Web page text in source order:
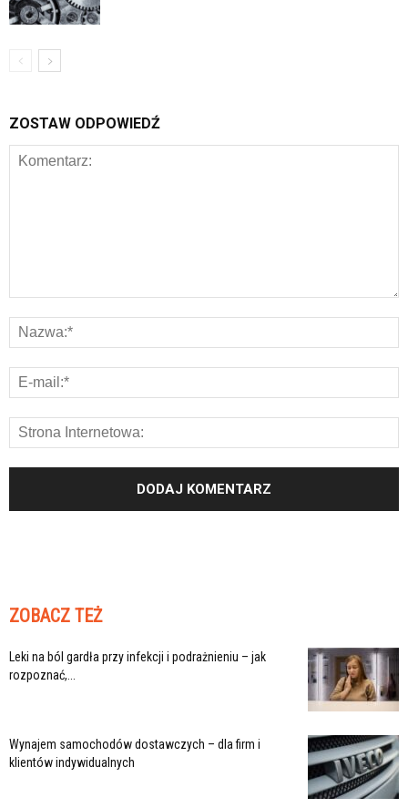
ZOSTAW ODPOWIEDŹ
ZOBACZ TEŻ
Leki na ból gardła przy infekcji i podrażnieniu – jak
rozpoznać,...
Wynajem samochodów dostawczych – dla firm i
klientów indywidualnych